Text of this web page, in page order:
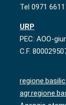
Tel 0971
URP
PEC: AOO-
C.F.